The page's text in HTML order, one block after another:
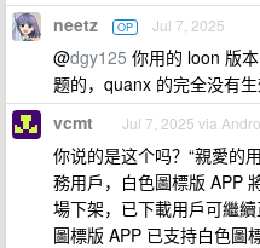
neetz OP Jul 7, 2025
@dgy125 你用的 loon 版
题的，quanx 的完全没有
vcmt Jul 7, 2025 via
你说的是这个吗？“親愛的
務用戶，白色圖標版 APP
場下架，已下載用戶可繼
圖標版 APP 已支持白色圖